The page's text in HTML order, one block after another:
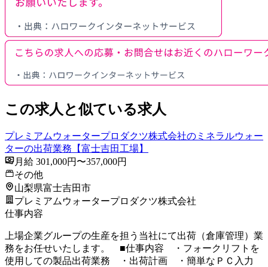
この求人と似ている求人
プレミアムウォータープロダクツ株式会社のミネラルウォー
ターの出荷業務【富士吉田工場】
月給 301,000円〜357,000円
その他
山梨県富士吉田市
プレミアムウォータープロダクツ株式会社
仕事内容
上場企業グループの生産を担う当社にて出荷（倉庫管理）業
務をお任せいたします。 ■仕事内容 ・フォークリフトを
使用しての製品出荷業務 ・出荷計画 ・簡単なＰＣ入力